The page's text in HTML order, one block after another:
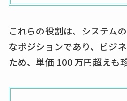
これらの役割は、システム
なポジションであり、ビジ
ため、単価 100 万円超えも